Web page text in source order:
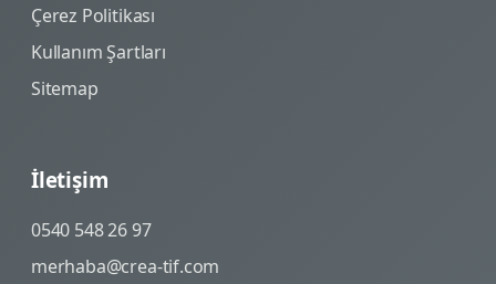
Çerez Politikası
Kullanım Şartları
Sitemap
İletişim
0540 548 26 97
merhaba@crea-tif.com